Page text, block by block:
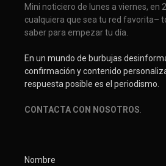
Mini noticiero de lunes a viernes, en
cualquiera que sea tu red favorita–
saber para empezar tu día.
En un mundo de burbujas
confirmación y contenido
respuesta posible es el periodismo.
CONTACTA CON NOSOTROS.
Nombre